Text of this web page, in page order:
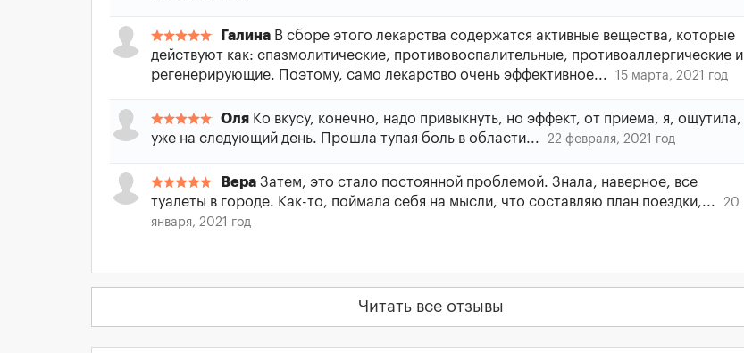
Галина В сборе этого лекарства содержатся активные вещества, которые
действуют как: спазмолитические, противовоспалительные, противоаллергические и
регенерирующие. Поэтому, само лекарство очень эффективное...
15 марта, 2021 год
Оля Ко вкусу, конечно, надо привыкнуть, но эффект, от приема, я, ощутила,
уже на следующий день. Прошла тупая боль в области...
22 февраля, 2021 год
Вера Затем, это стало постоянной проблемой. Знала, наверное, все
туалеты в городе. Как-то, поймала себя на мысли, что составляю план поездки,...
20
января, 2021 год
Читать все отзывы